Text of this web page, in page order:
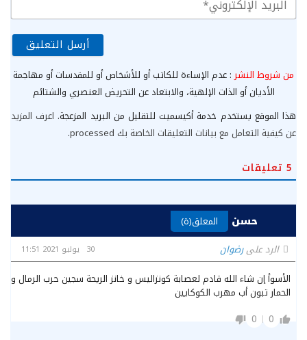
من شروط النشر : عدم الإساءة للكاتب أو للأشخاص أو للمقدسات أو مهاجمة
الأديان أو الذات الإلهية، والابتعاد عن التحريض العنصري والشتائم
هذا الموقع يستخدم خدمة أكيسميت للتقليل من البريد المزعجة. اعرف المزيد
عن كيفية التعامل مع بيانات التعليقات الخاصة بك processed
.
5 تعليقات
حسن
المعلق(ة)
الرد علىرضوان 30 يوليو 2021 11:51
الأسوأ إن شاء الله قادم لعصابة كونزاليس و خانز الريحة سجين حرب الرمال و
الحمار تبون أب مهرب الكوكايين
0
0